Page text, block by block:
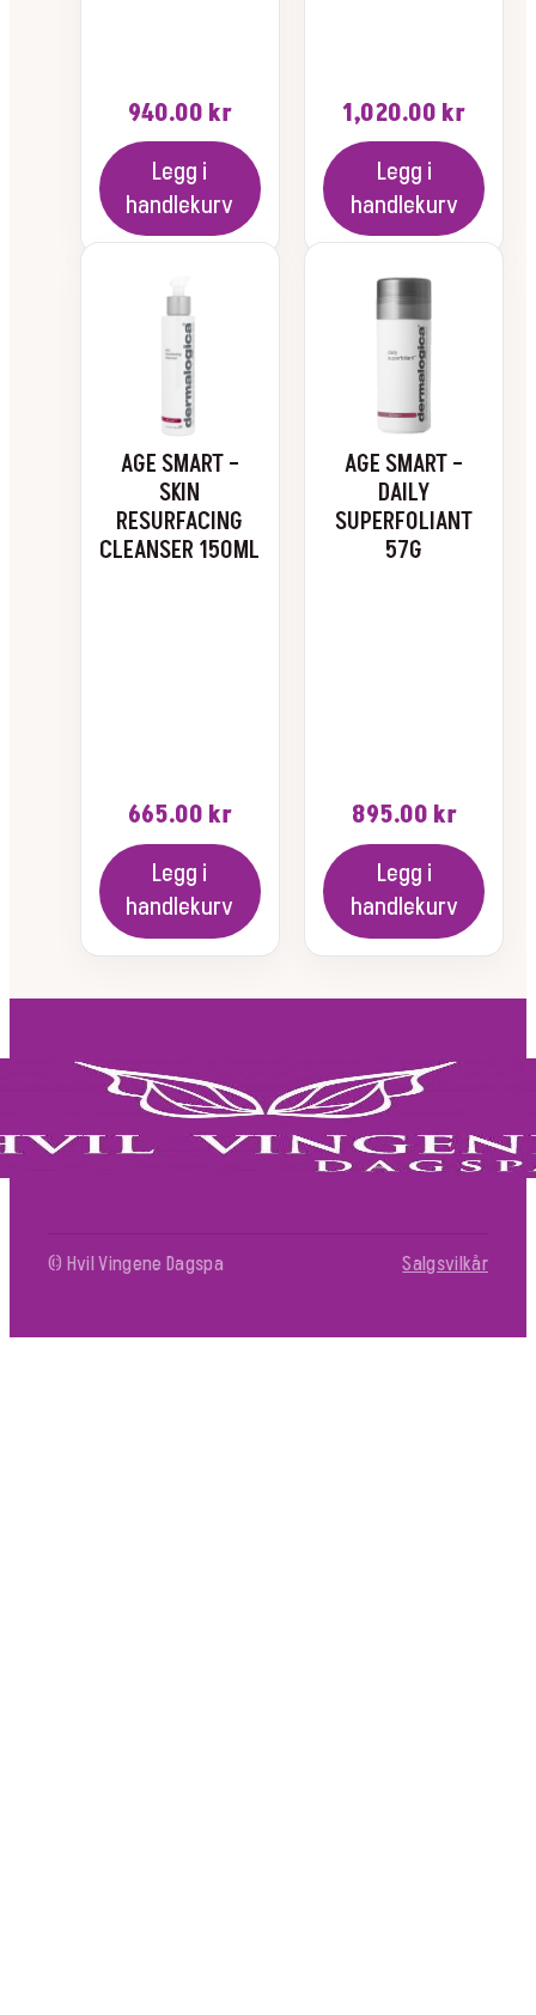
940.00 kr
Legg i
handlekurv
1,020.00 kr
Legg i
handlekurv
AGE SMART –
SKIN
RESURFACING
CLEANSER 150ML
665.00 kr
Legg i
handlekurv
AGE SMART –
DAILY
SUPERFOLIANT
57G
895.00 kr
Legg i
handlekurv
© Hvil Vingene Dagspa Salgsvilkår